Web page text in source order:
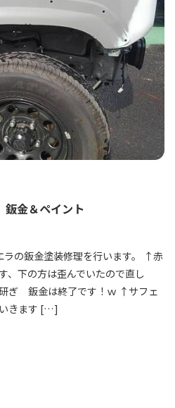
金＆ペイント
ラの鈑金塗装修理を行います。 ↑赤
、下の方は歪んでいたので直し
ぎ 鈑金は終了です！ｗ ↑サフェ
きます […]